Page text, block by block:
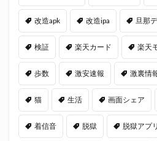
改造apk 改造ipa 旦那
検証 楽天カード 楽天
歩数 激安速報 激裏情
猫 生活 画面シェア
着信音 脱獄 脱獄アプリ